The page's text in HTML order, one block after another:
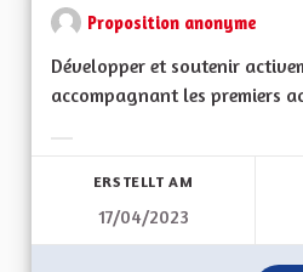
Proposition anonyme
Développer et soutenir
accompagnant les premiers
ERSTELLT AM
17/04/2023